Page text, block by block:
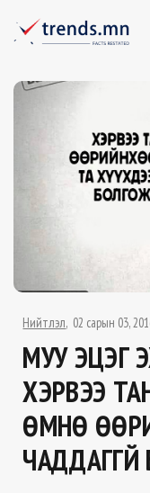
Нийтлэл 02 сарын 03,
МУУ ЭЦЭГ
ХЭРВЭЭ
ӨМНӨ